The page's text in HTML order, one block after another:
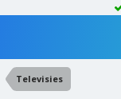
Televisies